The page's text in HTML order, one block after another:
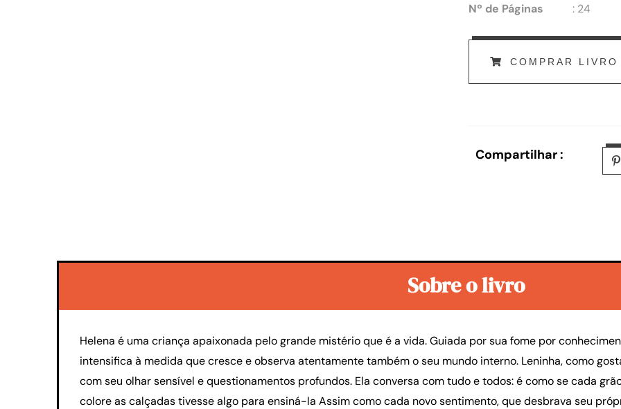
Nº de Páginas
: 24
COMPRAR LIVRO
Compartilhar :
Sobre o livro
Helena é uma criança apaixonada pelo grande mistério que é a vida. Guiada por sua fome por
intensifica à medida que cresce e observa atentamente também o seu mundo interno. Leninha, como
com seu olhar sensível e questionamentos profundos. Ela conversa com tudo e todos: é como se cada
colore as calçadas tivesse algo para ensiná-la Assim como cada novo sentimento, que desbrava seu